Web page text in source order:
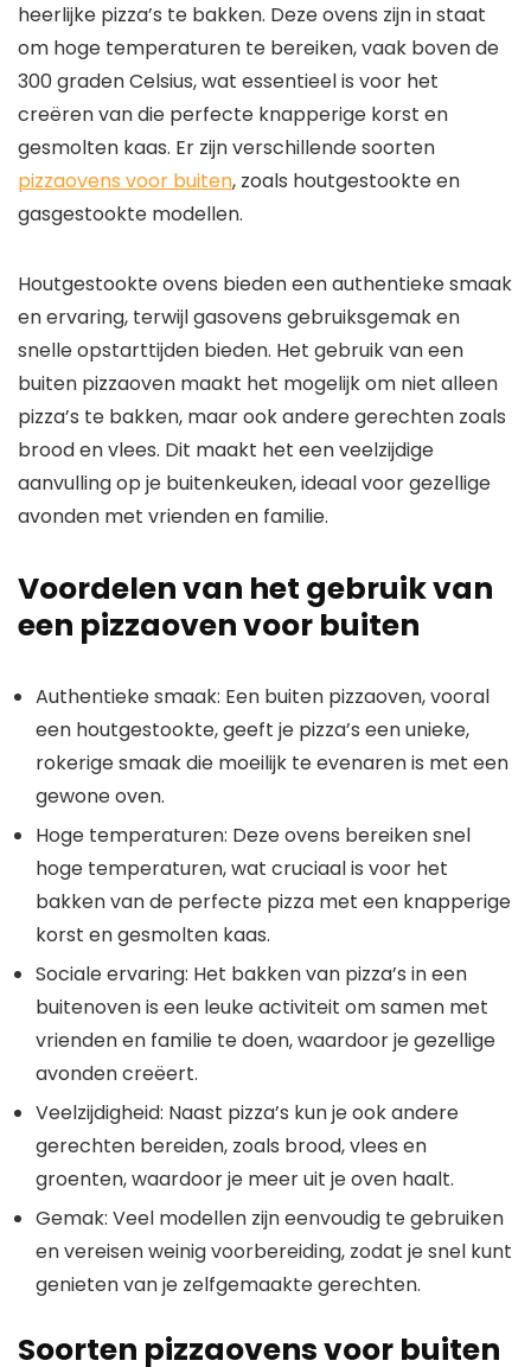
heerlijke pizza’s te bakken. Deze ovens zijn in staat
om hoge temperaturen te bereiken, vaak boven de
300 graden Celsius, wat essentieel is voor het
creëren van die perfecte knapperige korst en
gesmolten kaas. Er zijn verschillende soorten
pizzaovens voor buiten, zoals houtgestookte en
gasgestookte modellen.
Houtgestookte ovens bieden een authentieke smaak
en ervaring, terwijl gasovens gebruiksgemak en
snelle opstarttijden bieden. Het gebruik van een
buiten pizzaoven maakt het mogelijk om niet alleen
pizza’s te bakken, maar ook andere gerechten zoals
brood en vlees. Dit maakt het een veelzijdige
aanvulling op je buitenkeuken, ideaal voor gezellige
avonden met vrienden en familie.
Voordelen van het gebruik van
een pizzaoven voor buiten
Authentieke smaak: Een buiten pizzaoven, vooral
een houtgestookte, geeft je pizza’s een unieke,
rokerige smaak die moeilijk te evenaren is met een
gewone oven.
Hoge temperaturen: Deze ovens bereiken snel
hoge temperaturen, wat cruciaal is voor het
bakken van de perfecte pizza met een knapperige
korst en gesmolten kaas.
Sociale ervaring: Het bakken van pizza’s in een
buitenoven is een leuke activiteit om samen met
vrienden en familie te doen, waardoor je gezellige
avonden creëert.
Veelzijdigheid: Naast pizza’s kun je ook andere
gerechten bereiden, zoals brood, vlees en
groenten, waardoor je meer uit je oven haalt.
Gemak: Veel modellen zijn eenvoudig te gebruiken
en vereisen weinig voorbereiding, zodat je snel kunt
genieten van je zelfgemaakte gerechten.
Soorten pizzaovens voor buiten